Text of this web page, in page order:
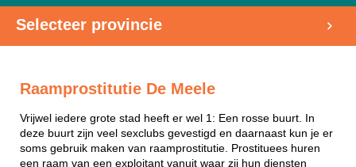
Selecteer provincie
Raamprostitutie De Meele
Vrijwel iedere grote stad heeft er wel 1: Een rosse buurt. In
deze buurt zijn veel sexclubs gevestigd en daarnaast kun je er
soms gebruik maken van raamprostitutie. Prostituees huren
een raam van een exploitant vanuit waar zij hun diensten